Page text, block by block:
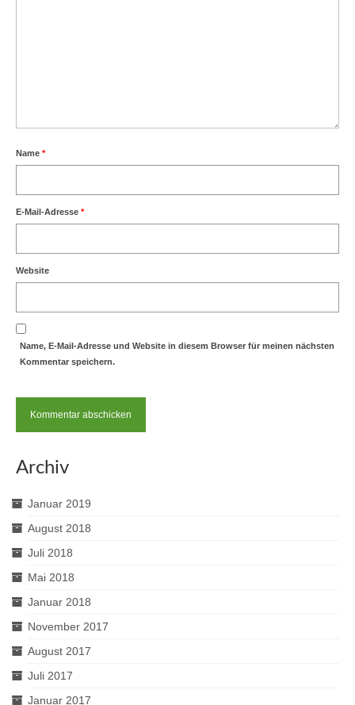
Name *
E-Mail-Adresse *
Website
Name, E-Mail-Adresse und Website in diesem Browser für meinen nächsten
Kommentar speichern.
Archiv
Januar 2019
August 2018
Juli 2018
Mai 2018
Januar 2018
November 2017
August 2017
Juli 2017
Januar 2017